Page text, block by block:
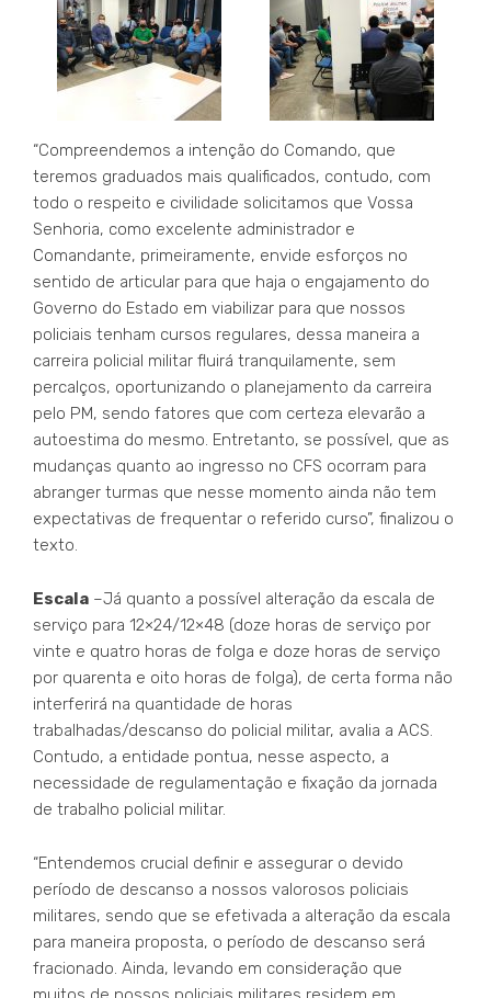
“Compreendemos a intenção do Comando, que
teremos graduados mais qualificados, contudo, com
todo o respeito e civilidade solicitamos que Vossa
Senhoria, como excelente administrador e
Comandante, primeiramente, envide esforços no
sentido de articular para que haja o engajamento do
Governo do Estado em viabilizar para que nossos
policiais tenham cursos regulares, dessa maneira a
carreira policial militar fluirá tranquilamente, sem
percalços, oportunizando o planejamento da carreira
pelo PM, sendo fatores que com certeza elevarão a
autoestima do mesmo. Entretanto, se possível, que as
mudanças quanto ao ingresso no CFS ocorram para
abranger turmas que nesse momento ainda não tem
expectativas de frequentar o referido curso”, finalizou o
texto.
Escala –Já quanto a possível alteração da escala de
serviço para 12×24/12×48 (doze horas de serviço por
vinte e quatro horas de folga e doze horas de serviço
por quarenta e oito horas de folga), de certa forma não
interferirá na quantidade de horas
trabalhadas/descanso do policial militar, avalia a ACS.
Contudo, a entidade pontua, nesse aspecto, a
necessidade de regulamentação e fixação da jornada
de trabalho policial militar.
“Entendemos crucial definir e assegurar o devido
período de descanso a nossos valorosos policiais
militares, sendo que se efetivada a alteração da escala
para maneira proposta, o período de descanso será
fracionado. Ainda, levando em consideração que